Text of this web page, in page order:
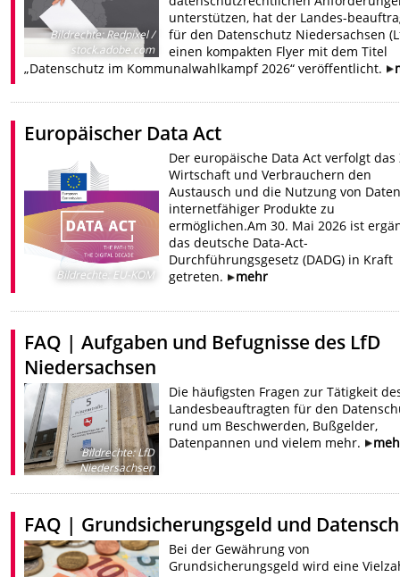
Bildrechte:Redpixel /
stock.adobe.com
unterstützen, hat der Landes-
für den Datenschutz Niedersachsen
einen kompakten Flyer mit dem Titel
„Datenschutz im Kommunalwahlkampf 2026“ veröffentlicht.
Europäischer Data Act
Bildrechte: EU-KOM
Der europäische Data Act verfolgt das
Wirtschaft und Verbrauchern den
Austausch und die Nutzung von
internetfähiger Produkte zu
ermöglichen.Am 30. Mai 2026 ist
das deutsche Data-Act-
Durchführungsgesetz (DADG) in Kraft
getreten.
mehr
FAQ | Aufgaben und Befugnisse des LfD
Niedersachsen
Bildrechte:LfD
Niedersachsen
Die häufigsten Fragen zur Tätigkeit
Landesbeauftragten für den
rund um Beschwerden, Bußgelder,
Datenpannen und vielem mehr.
FAQ | Grundsicherungsgeld und
Bei der Gewährung von
Grundsicherungsgeld wird eine